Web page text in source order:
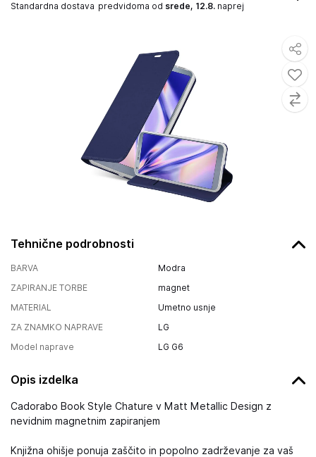
Tehnične podrobnosti
BARVA
Modra
ZAPIRANJE TORBE
magnet
MATERIAL
Umetno usnje
ZA ZNAMKO NAPRAVE
LG
Model naprave
LG G6
Opis izdelka
Cadorabo Book Style Chature v Matt Metallic Design z
nevidnim magnetnim zapiranjem
Knjižna ohišje ponuja zaščito in popolno zadrževanje za vaš
Standardna dostava predvidoma od srede, 12.8. naprej